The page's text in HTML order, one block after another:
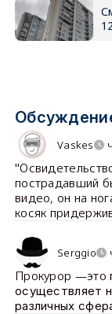
Vaskes
пострадавший
видео, он на
косяк
Serggio
Прокурор —это
осуществляет
различных